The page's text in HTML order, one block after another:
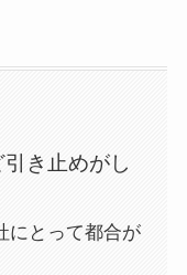
き止めがし
にとって都合が